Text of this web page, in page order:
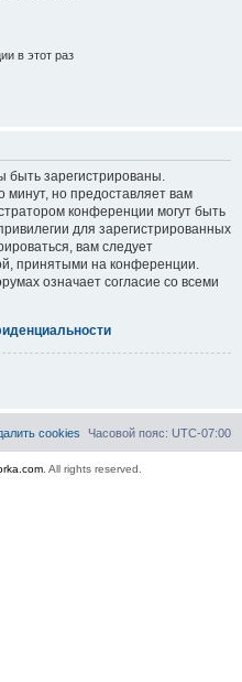
в этот раз
зарегистрированы.
минут, но предоставляет вам
конференции могут быть
для зарегистрированных
вам следует
принятыми на конференции.
означает согласие со всеми
Часовой пояс: UTC-07:00
cookies
. All rights reserved.